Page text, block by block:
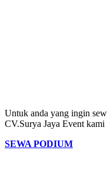
Untuk anda yang ingin
CV.Surya Jaya Event kami
SEWA PODIUM